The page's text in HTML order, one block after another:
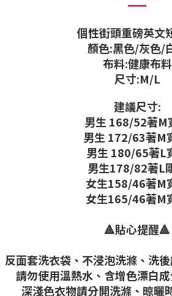
個性街頭重磅英文
顏色:黑色/灰色/
布料:健康布料
尺寸:M/L
建議尺寸:
男生 168/52著M
男生 172/63著M
男生 180/65著L
男生178/82著L
女生158/46著M
女生165/46著M
🔺貼心提醒🔺
反面套洗衣袋、不浸泡洗滌、洗
請勿使用溫熱水、含增色漂白
深淺色衣物請分開洗滌、晾曬